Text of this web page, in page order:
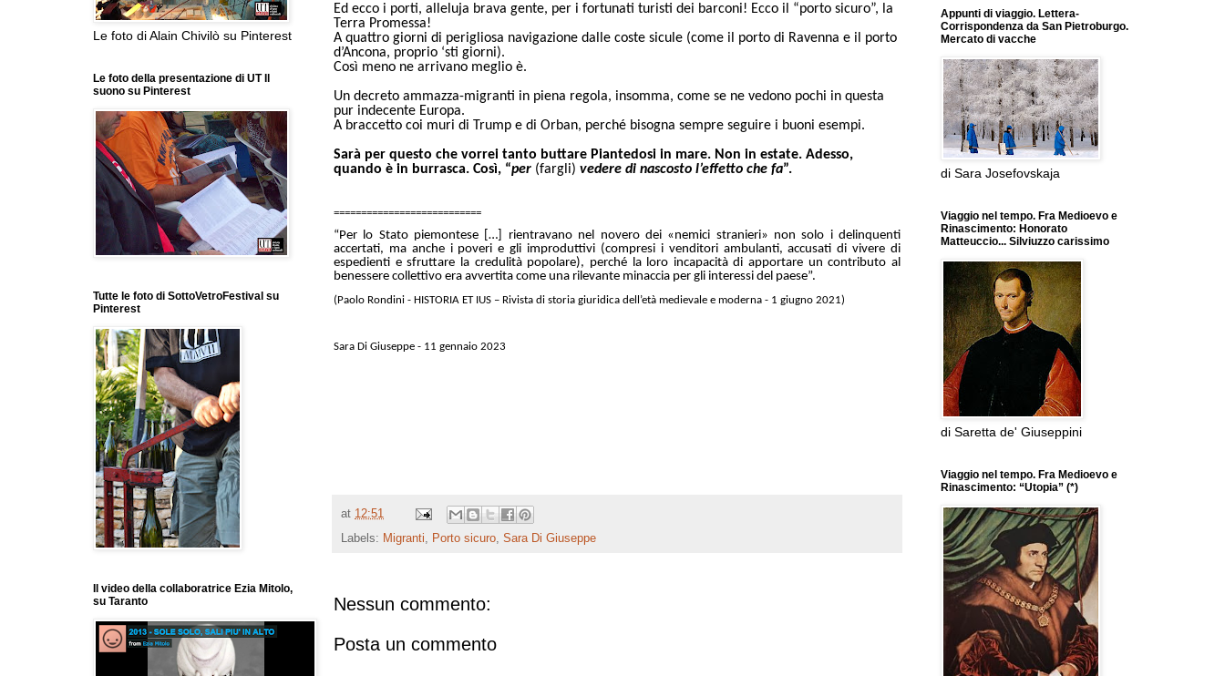
Ed ecco i porti, alleluja brava gente, per i fortunati turisti dei barconi! Ecco il “porto sicuro”, la
Terra Promessa!
A quattro giorni di perigliosa navigazione dalle coste sicule (come il porto di Ravenna e il porto
d’Ancona, proprio ‘sti giorni).
Così meno ne arrivano meglio è.
Un decreto ammazza-migranti in piena regola, insomma, come se ne vedono pochi in questa
pur indecente Europa.
A braccetto coi muri di Trump e di Orban, perché bisogna sempre seguire i buoni esempi.
Sarà per questo che vorrei tanto buttare Piantedosi in mare. Non in estate. Adesso,
quando è in burrasca. Così, “per (fargli) vedere di nascosto l’effetto che fa”.
===========================
“Per lo Stato piemontese […] rientravano nel novero dei «nemici stranieri» non solo i delinquenti
accertati, ma anche i poveri e gli improduttivi (compresi i venditori ambulanti, accusati di vivere di
espedienti e sfruttare la credulità popolare), perché la loro incapacità di apportare un contributo al
benessere collettivo era avvertita come una rilevante minaccia per gli interessi del paese”.
(Paolo Rondini - HISTORIA ET IUS – Rivista di storia giuridica dell’età medievale e moderna - 1 giugno 2021)
Sara Di Giuseppe - 11 gennaio 2023
at 12:51
Labels: Migranti Porto sicuro Sara Di Giuseppe
Nessun commento:
Posta un commento
Le foto di Alain Chivilò su Pinterest
Le foto della presentazione di UT Il
suono su Pinterest
Tutte le foto di SottoVetroFestival su
Pinterest
Il video della collaboratrice Ezia Mitolo,
su Taranto
Appunti di viaggio. Lettera-
Corrispondenza da San Pietroburgo.
Mercato di vacche
di Sara Josefovskaja
Viaggio nel tempo. Fra Medioevo e
Rinascimento: Honorato
Matteuccio... Silviuzzo carissimo
di Saretta de' Giuseppini
Viaggio nel tempo. Fra Medioevo e
Rinascimento: “Utopia” (*)